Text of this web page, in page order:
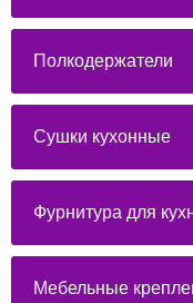
Полкодержатели
Сушки кухонные
Фурнитура для
Мебельные